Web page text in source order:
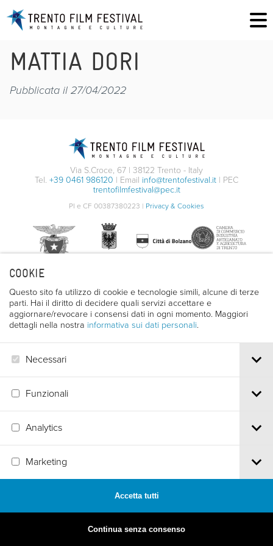
COOKIE
Questo sito fa utilizzo di cookie e tecnologie simili, alcune di terze
parti. Hai il diritto di decidere quali servizi accettare e
aggiornare/revocare i consensi dati in ogni momento. Maggiori
dettagli nella nostra informativa sui dati personali.
Necessari
Funzionali
Analytics
Marketing
Accetta tutti
Continua senza consenso
MATTIA DORI
Pubblicata il 27/04/2022
Via S.Croce, 67 | 38122 Trento - Italy
Tel. +39 0461 986120 | Email info@trentofestival.it | PEC
trentofilmfestival@pec.it
PI e CF 00387380223 | Privacy & Cookies